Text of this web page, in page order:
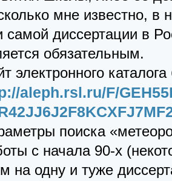
мне известно,
самой диссертации в
обязательным.
электронного
aleph.rsl.ru/F/
поиска
с начала 90-х
на одну и туже